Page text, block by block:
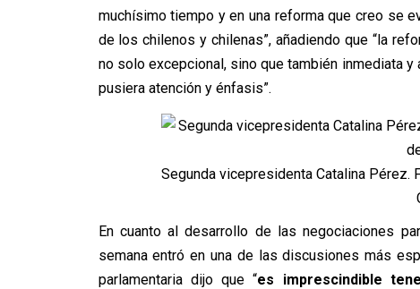
muchísimo tiempo y en una reforma que creo se
de los chilenos y chilenas”, añadiendo que “la
no solo excepcional, sino que también inmediata
pusiera atención y énfasis”.
Segunda vicepresidenta Catalina Pérez.
En cuanto al desarrollo de las negociaciones
semana entró en una de las discusiones más
parlamentaria dijo que “es imprescindible